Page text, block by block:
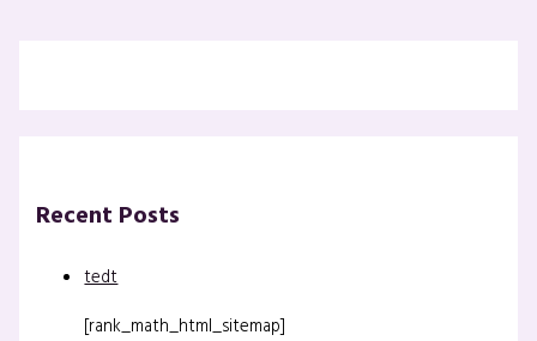
Recent Posts
tedt
[rank_math_html_sitemap]